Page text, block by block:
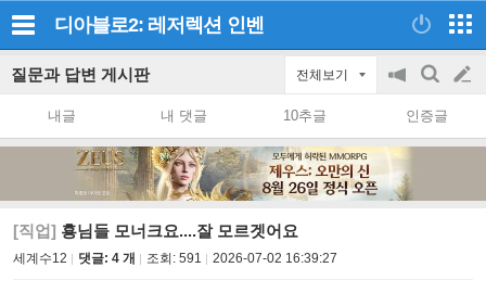
디아블로2: 레저렉션 인벤
질문과 답변 게시판 전체보기
공
on/off
검
색
글
쓰
내글 내 댓글 10추글 인증글
[직업] 횽님들 모너크요....잘 모르겟어요
세계수12 댓글: 4 개 조회: 591 2026-07-02 16:39:27